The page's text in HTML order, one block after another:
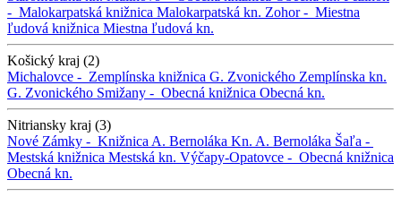
- Malokarpatská knižnica Malokarpatská kn. Zohor - Miestna
ľudová knižnica Miestna ľudová kn.
Košický kraj (2)
Michalovce - Zemplínska knižnica G. Zvonického Zemplínska kn.
G. Zvonického Smižany - Obecná knižnica Obecná kn.
Nitriansky kraj (3)
Nové Zámky - Knižnica A. Bernoláka Kn. A. Bernoláka Šaľa -
Mestská knižnica Mestská kn. Výčapy-Opatovce - Obecná knižnica
Obecná kn.